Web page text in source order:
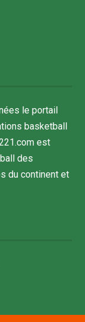
le portail
basketball
est
des
du continent et